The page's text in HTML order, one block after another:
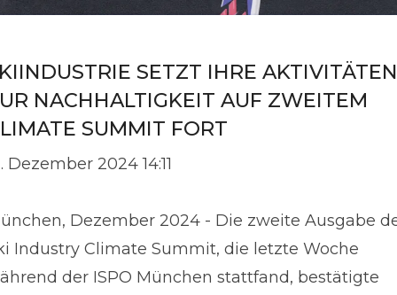
SETZT IHRE AKTIVITÄTEN
NACHHALTIGKEIT AUF ZWEITEM
SUMMIT FORT
Dezember 2024 14:11
Dezember 2024 - Die zweite Ausgabe
Industry Climate Summit, die letzte Woche
der ISPO München stattfand, bestätigte